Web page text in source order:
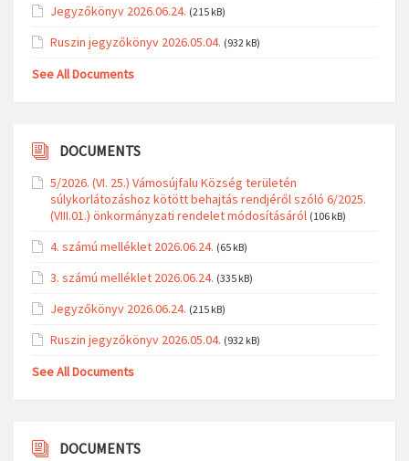
Jegyzőkönyv 2026.06.24. (215 kB)
Ruszin jegyzőkönyv 2026.05.04. (932 kB)
See All Documents
DOCUMENTS
5/2026. (VI. 25.) Vámosújfalu Község területén
súlykorlátozáshoz kötött behajtás rendjéről szóló 6/2025.
(VIII.01.) önkormányzati rendelet módosításáról (106 kB)
4. számú melléklet 2026.06.24. (65 kB)
3. számú melléklet 2026.06.24. (335 kB)
Jegyzőkönyv 2026.06.24. (215 kB)
Ruszin jegyzőkönyv 2026.05.04. (932 kB)
See All Documents
DOCUMENTS